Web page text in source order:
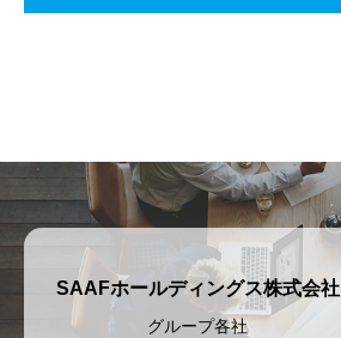
SAAFホールディングス株式会社
グループ各社